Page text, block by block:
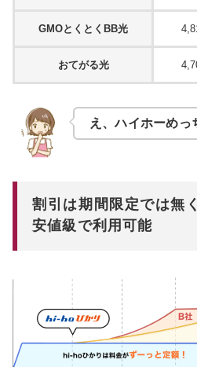
GMOとくとくBB光
おてがる光
え、ハイホーめっ
割引は期間限定では無
安値級で利用可能